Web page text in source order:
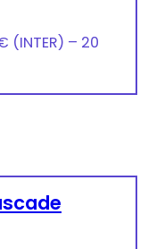
(INTER) – 20